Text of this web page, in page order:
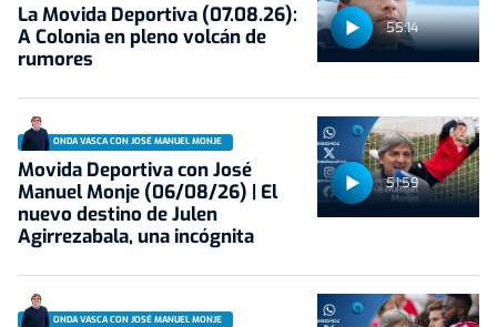
55:14
La Movida Deportiva (07.08.26):
A Colonia en pleno volcán de
rumores
51:59
ONDA VASCA CON JOSÉ MANUEL MONJE
Movida Deportiva con José
Manuel Monje (06/08/26) | El
nuevo destino de Julen
Agirrezabala, una incógnita
ONDA VASCA CON JOSÉ MANUEL MONJE